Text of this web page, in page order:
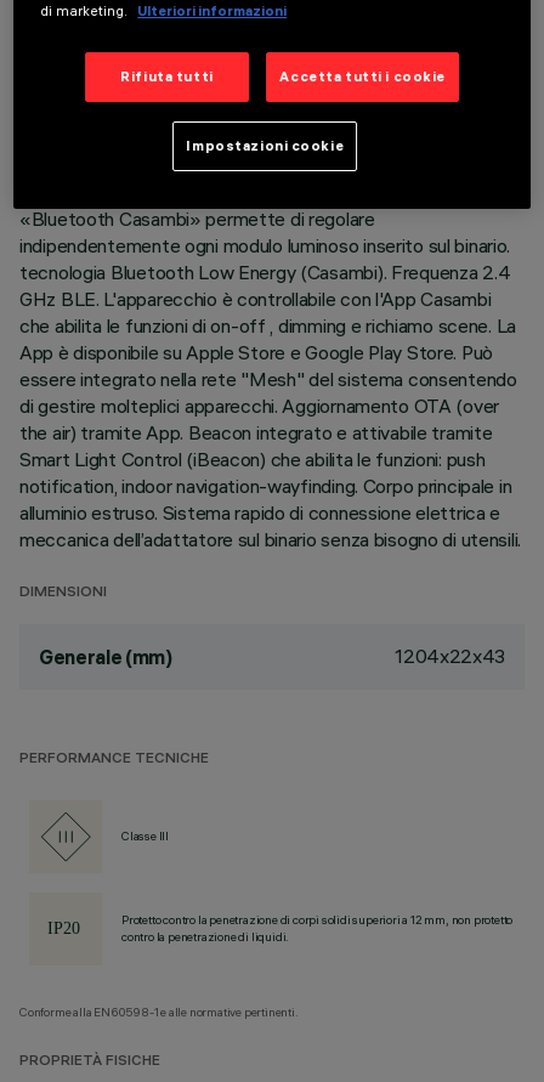
Prodotto per illuminazione lineare con schermo in
di adattatore per installazione su binario Superrail LV.
L’adattatore in materiale termoplasticoinclude il circuito driver
«Bluetooth Casambi» permette di regolare
indipendentemente ogni modulo luminoso inserito sul binario.
tecnologia Bluetooth Low Energy (Casambi). Frequenza 2.4
GHz BLE. L'apparecchio è controllabile con l'App Casambi
che abilita le funzioni di on-off , dimming e richiamo scene. La
App è disponibile su Apple Store e Google Play Store. Può
essere integrato nella rete "Mesh" del sistema consentendo
di gestire molteplici apparecchi. Aggiornamento OTA (over
the air) tramite App. Beacon integrato e attivabile tramite
Smart Light Control (iBeacon) che abilita le funzioni: push
notification, indoor navigation-wayfinding. Corpo principale in
alluminio estruso. Sistema rapido di connessione elettrica e
meccanica dell’adattatore sul binario senza bisogno di utensili.
DIMENSIONI
Generale (mm) 1204x22x43
PERFORMANCE TECNICHE
Classe III
Protetto contro la penetrazione di corpi solidi superiori a 12 mm, non protetto
contro la penetrazione di liquidi.
Conforme alla EN60598-1 e alle normative pertinenti.
PROPRIETÀ FISICHE
di marketing.
Ulteriori informazioni
Rifiuta tutti Accetta tutti i cookie
Impostazioni cookie